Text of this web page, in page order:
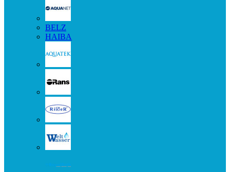
BELZ
HAIBA